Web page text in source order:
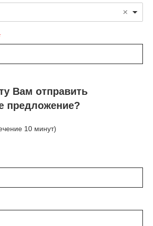
Вам отправить
предложение?
10 минут)